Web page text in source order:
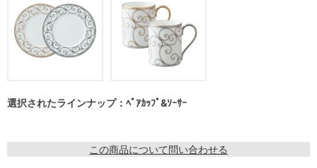
選択されたラインナップ：ﾍﾟｱｶｯﾌﾟ&ｿｰｻｰ
この商品について問い合わせる